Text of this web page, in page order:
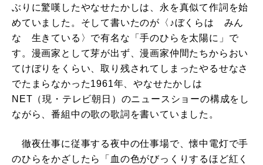
ぶりに驚嘆したやなせたかしは、永を真似て作詞を始
めていました。そして書いたのが〈♪ぼくらは みん
な 生きている〉で有名な「手のひらを太陽に」で
す。漫画家として芽が出ず、漫画家仲間たちからおい
てけぼりをくらい、取り残されてしまったやるせなさ
でたまらなかった1961年、やなせたかしは
NET（現・テレビ朝日）のニュースショーの構成をし
ながら、番組中の歌の歌詞を書いていました。
徹夜仕事に従事する夜中の仕事場で、懐中電灯で手
のひらをかざしたら「血の色がびっくりするほど紅く